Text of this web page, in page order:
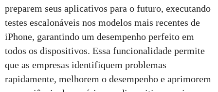
preparem seus aplicativos para o futuro, executando
testes escalonáveis nos modelos mais recentes de
iPhone, garantindo um desempenho perfeito em
todos os dispositivos. Essa funcionalidade permite
que as empresas identifiquem problemas
rapidamente, melhorem o desempenho e aprimorem